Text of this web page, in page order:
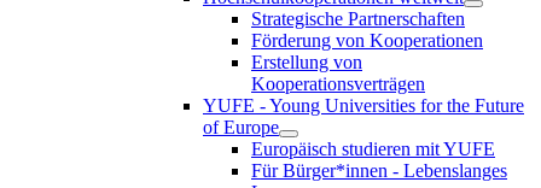
Strategische Partnerschaften
Förderung von Kooperationen
Erstellung von
Kooperationsverträgen
YUFE - Young Universities for the Future
of Europe
Europäisch studieren mit YUFE
Für Bürger*innen - Lebenslanges